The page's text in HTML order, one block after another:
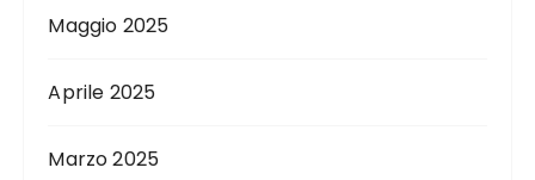
Maggio 2025
Aprile 2025
Marzo 2025